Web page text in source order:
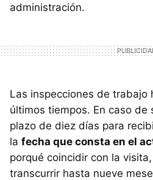
administración.
Las inspecciones de trabajo
últimos tiempos. En caso de
plazo de diez días para
la fecha que consta en el
porqué coincidir con la
transcurrir hasta nueve